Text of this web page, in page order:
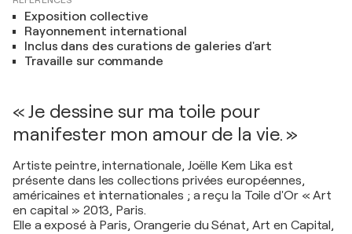
Exposition collective
Rayonnement international
Inclus dans des curations de galeries d'art
Travaille sur commande
« Je dessine sur ma toile pour
manifester mon amour de la vie. »
Artiste peintre, internationale, Joëlle Kem Lika est
présente dans les collections privées européennes,
américaines et internationales ; a reçu la Toile d'Or « Art
en capital » 2013, Paris.
Elle a exposé à Paris, Orangerie du Sénat, Art en Capital,